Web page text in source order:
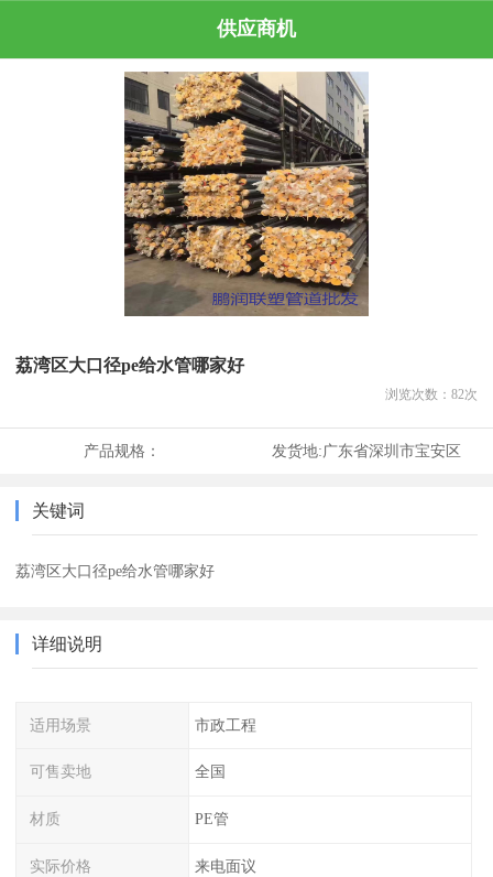
供应商机
荔湾区大口径pe给水管哪家好
浏览次数： 82次
产品规格： 发货地:广东省深圳市宝安区
关键词
荔湾区大口径pe给水管哪家好
详细说明
适用场景 市政工程
可售卖地 全国
材质 PE管
实际价格 来电面议